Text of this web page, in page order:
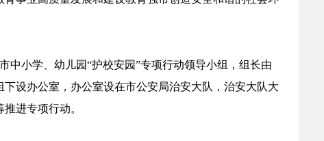
中小学、幼儿园“护校安园”专项行动领导小组，组长由
设办公室，办公室设在市公安局治安大队，治安大队大
进专项行动。